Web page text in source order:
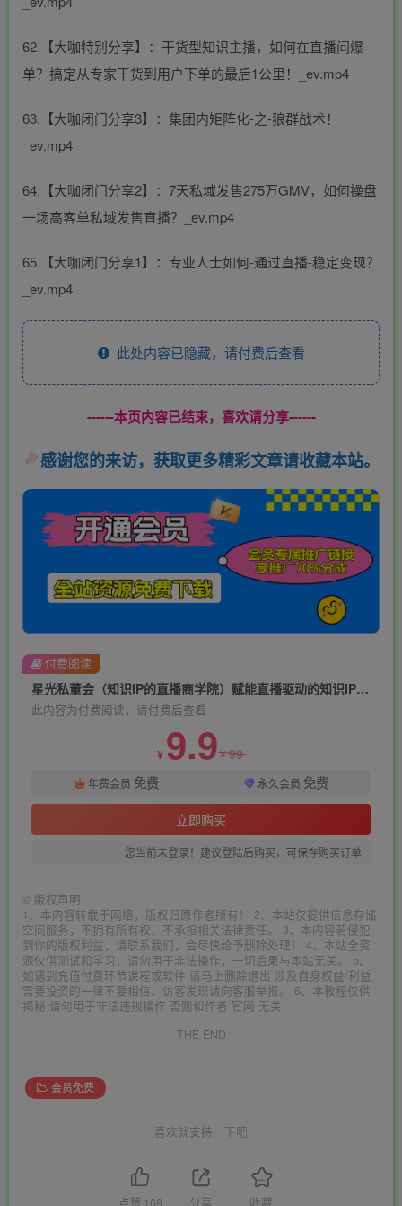
62.【大咖特别分享】：干货型知识主播，如何在直播间爆
单？搞定从专家干货到用户下单的最后1公里！_ev.mp4
63.【大咖闭门分享3】：集团内矩阵化-之-狼群战术！
_ev.mp4
64.【大咖闭门分享2】：7天私域发售275万GMV，如何操盘
一场高客单私域发售直播？_ev.mp4
65.【大咖闭门分享1】：专业人士如何-通过直播-稳定变现？
_ev.mp4
此处内容已隐藏，请付费后查看
------本页内容已结束，喜欢请分享------
感谢您的来访，获取更多精彩文章请收藏本站。
星光私董会（知识IP的直播商学院）赋能直播驱动的知识IP和老板，帮你做出高流量、高变现的直播间！
此内容为付费阅读，请付费后查看
¥ 9.9¥99
年费会员 免费 永久会员 免费
立即购买
您当前未登录！建议登陆后购买，可保存购买订单
付费阅读
© 版权声明
1、本内容转载于网络，版权归原作者所有！ 2、本站仅提供信息存储
空间服务，不拥有所有权，不承担相关法律责任。 3、本内容若侵犯
到你的版权利益，请联系我们，会尽快给予删除处理！ 4、本站全资
源仅供测试和学习，请勿用于非法操作，一切后果与本站无关。 5、
如遇到充值付费环节课程或软件 请马上删除退出 涉及自身权益/利益
需要投资的一律不要相信，访客发现请向客服举报。 6、本教程仅供
揭秘 请勿用于非法违规操作 否则和作者 官网 无关
THE END
会员免费
喜欢就支持一下吧
点赞 168 分享 收藏